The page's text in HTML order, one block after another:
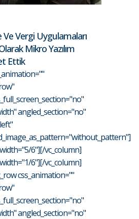
Vergi Uygulamaları
Mikro Yazılım
Ettik
angled_section="no"
6"][/vc_column]
6"][/vc_column]
css_animation=""
angled_section="no"